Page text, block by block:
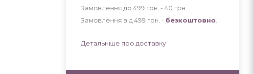
Замовлення до 499 грн. - 40 грн
Замовлення від 499 грн. - безкоштовно
Детальніше про доставку